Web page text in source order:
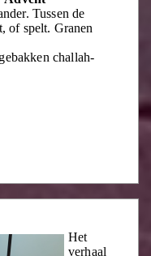
Tussen de
of spelt. Granen
challah-
Het
verhaal